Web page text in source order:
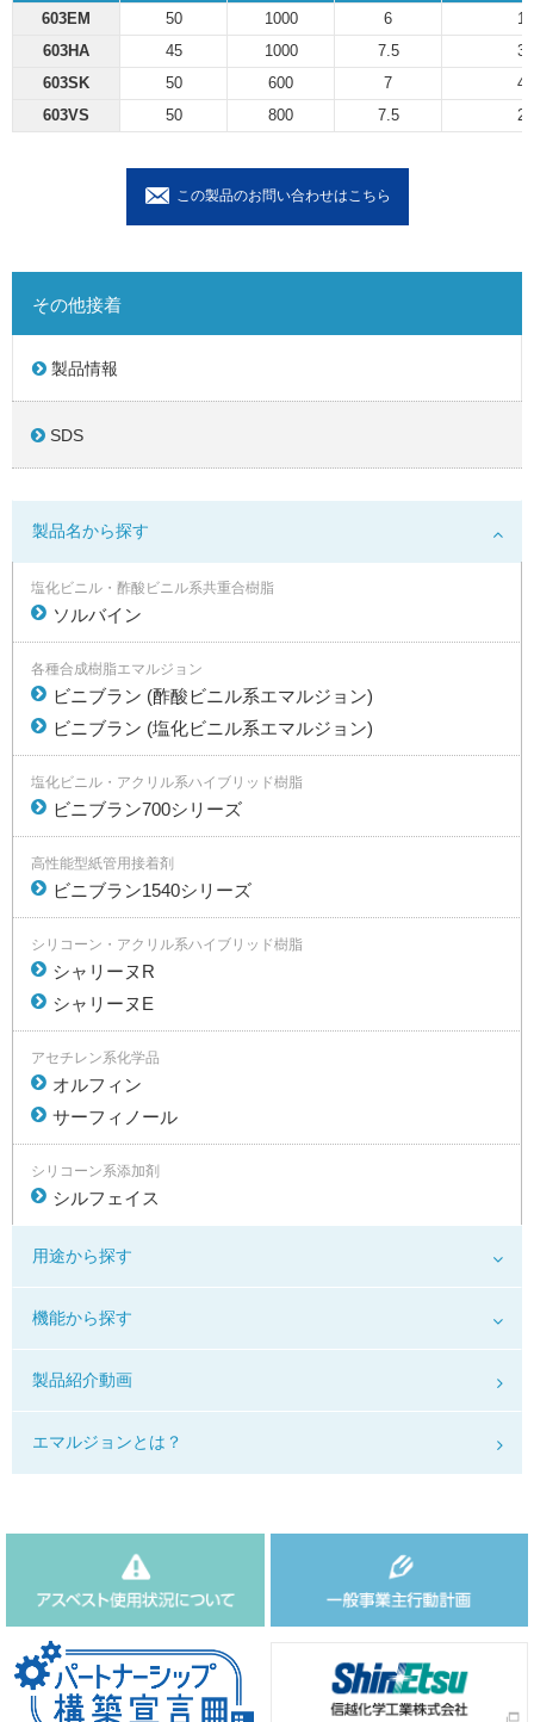
603EM 50 1000 6
10
603HA
45 1000 7.5
35
603SK
50 600 7
45
603VS
50 800 7.5 20
この製品のお問い合わせはこちら
その他接着
製品情報
SDS
製品名から探す
塩化ビニル・酢酸ビニル系共重合樹脂
ソルバイン
各種合成樹脂エマルジョン
ビニブラン (酢酸ビニル系エマルジョン)
ビニブラン (塩化ビニル系エマルジョン)
塩化ビニル・アクリル系ハイブリッド樹脂
ビニブラン700シリーズ
高性能型紙管用接着剤
ビニブラン1540シリーズ
シリコーン・アクリル系ハイブリッド樹脂
シャリーヌR
シャリーヌE
アセチレン系化学品
オルフィン
サーフィノール
シリコーン系添加剤
シルフェイス
用途から探す
機能から探す
製品紹介動画
エマルジョンとは？